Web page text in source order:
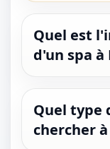
Quel est
d'un spa à
Quel type
chercher à
1 / 1